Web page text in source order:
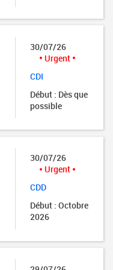
30/07/26
Urgent
CDI
Début : Dès que
possible
30/07/26
Urgent
CDD
Début : Octobre
2026